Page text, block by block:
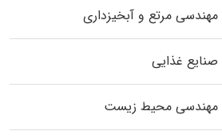
مرتع و آبخیزداری
غذایی
مهندسی محیط زیست